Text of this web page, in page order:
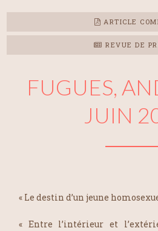
ARTICLE
REVUE DE
FUGUES,
JUIN
« Le destin d’un jeune
« Entre l’intérieur et